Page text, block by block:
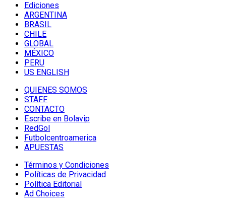
Ediciones
ARGENTINA
BRASIL
CHILE
GLOBAL
MÉXICO
PERU
US ENGLISH
QUIENES SOMOS
STAFF
CONTACTO
Escribe en Bolavip
RedGol
Futbolcentroamerica
APUESTAS
Términos y Condiciones
Políticas de Privacidad
Política Editorial
Ad Choices